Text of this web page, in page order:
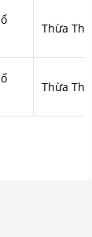
Thừa
Thừa